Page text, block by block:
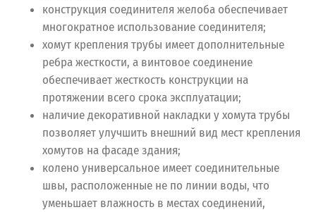
конструкция соединителя желоба обеспечивает
многократное использование соединителя;
хомут крепления трубы имеет дополнительные
ребра жесткости, а винтовое соединение
обеспечивает жесткость конструкции на
протяжении всего срока эксплуатации;
наличие декоративной накладки у хомута трубы
позволяет улучшить внешний вид мест крепления
хомутов на фасаде здания;
колено универсальное имеет соединительные
швы, расположенные не по линии воды, что
уменьшает влажность в местах соединений,